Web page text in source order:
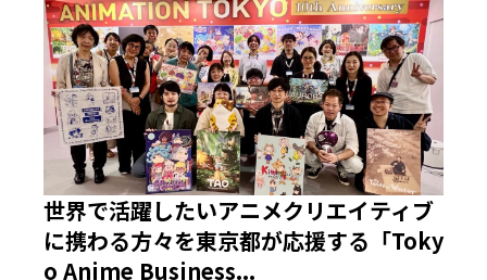
世界で活躍したいアニメクリエイティブ
に携わる方々を東京都が応援する「Toky
o Anime Business...